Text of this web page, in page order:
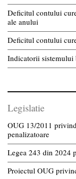
Deficitul contului
ale anului
Deficitul contului
Indicatorii sistemului
Legislatie
OUG 13/2011
penalizatoare
Legea 243 din 2024
Proiectul OUG